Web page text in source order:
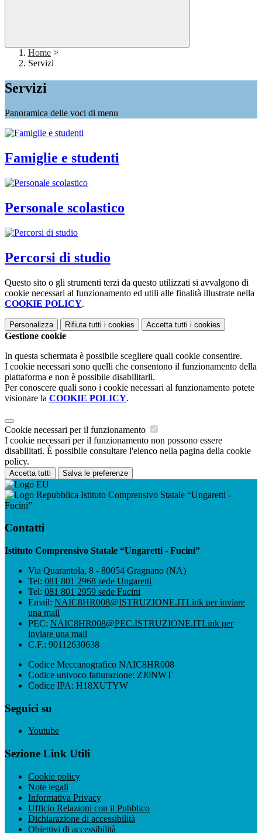
Home >
Servizi
Servizi
Panoramica delle voci di menu
Famiglie e studenti
Personale scolastico
Percorsi di studio
Questo sito o gli strumenti terzi da questo utilizzati si avvalgono di
cookie necessari al funzionamento ed utili alle finalità illustrate nella
COOKIE POLICY.
Personalizza Rifiuta tutti i cookies Accetta tutti i cookies
Gestione cookie
In questa schermata è possibile scegliere quali cookie consentire.
I cookie necessari sono quelli che consentono il funzionamento della
piattaforma e non è possibile disabilitarli.
Per conoscere quali sono i cookie necessari al funzionamento potete
visionare la COOKIE POLICY.
Cookie necessari per il funzionamento
I cookie necessari per il funzionamento non possono essere
disabilitati. È possibile consultare l'elenco nella pagina della cookie
policy.
Accetta tutti Salva le preferenze
Istituto Comprensivo Statale “Ungaretti -
Fucini”
Contatti
Istituto Comprensivo Statale “Ungaretti - Fucini”
Via Quarantola, 8 - 80054 Gragnano (NA)
Tel: 081 801 2968 sede Ungaretti
Tel: 081 801 2959 sede Fucini
Email: NAIC8HR008@ISTRUZIONE.ITLink per inviare
una mail
PEC: NAIC8HR008@PEC.ISTRUZIONE.ITLink per
inviare una mail
C.F.: 90112630638
Codice Meccanografico NAIC8HR008
Codice univoco fatturazione: ZJ0NWT
Codice IPA: H18XUTYW
Seguici su
Youtube
Sezione Link Utili
Cookie policy
Note legali
Informativa Privacy
Ufficio Relazioni con il Pubblico
Dichiarazione di accessibilità
Obiettivi di accessibilità